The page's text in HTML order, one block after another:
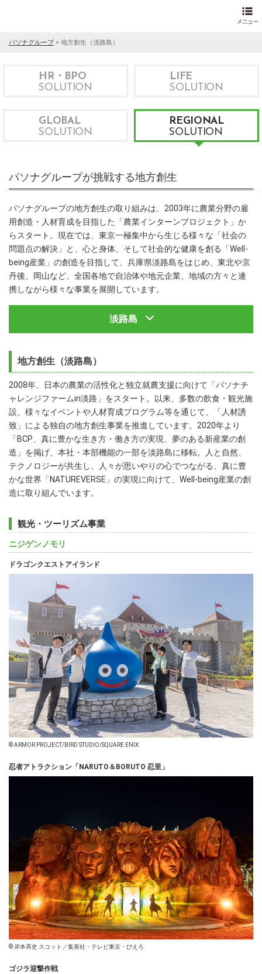
パソナグループ> 地方創生（淡路島）
HR・BPO
SOLUTION
LIFE
SOLUTION
GLOBAL
SOLUTION
REGIONAL
SOLUTION
パソナグループが挑戦する地方創生
パソナグループの地方創生の取り組みは、2003年に農業分野の雇
用創造・人材育成を目指した「農業インターンプロジェクト」か
らスタート。現在では、東京一極集中から生じる様々な「社会の
問題点の解決」と、心と身体、そして社会的な健康を創る「Well-
being産業」の創造を目指して、兵庫県淡路島をはじめ、東北や京
丹後、岡山など、全国各地で自治体や地元企業、地域の方々と連
携しながら様々な事業を展開しています。
淡路島
地方創生（淡路島）
2008年、日本の農業の活性化と独立就農支援に向けて「パソナチ
ャレンジファームin淡路」をスタート。以来、多数の飲食・観光施
設、様々なイベントや人材育成プログラム等を通じて、「人材誘
致」による独自の地方創生事業を推進しています。2020年より
「BCP、真に豊かな生き方・働き方の実現、夢のある新産業の創
造」を掲げ、本社・本部機能の一部を淡路島に移転。人と自然、
テクノロジーが共生し、人々が思いやりの心でつながる、真に豊
かな世界「NATUREVERSE」の実現に向けて、Well-being産業の創
造に取り組んでいます。
観光・ツーリズム事業
ニジゲンノモリ
ドラゴンクエストアイランド
© ARMOR PROJECT/BIRD STUDIO/SQUARE ENIX
忍者アトラクション「NARUTO＆BORUTO 忍里」
© 岸本斉史 スコット／集英社・テレビ東京・ぴえろ
ゴジラ迎撃作戦